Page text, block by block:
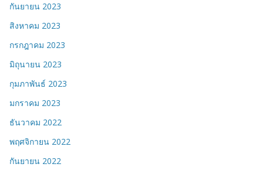
กันยายน 2023
สิงหาคม 2023
กรกฎาคม 2023
มิถุนายน 2023
กุมภาพันธ์ 2023
มกราคม 2023
ธันวาคม 2022
พฤศจิกายน 2022
กันยายน 2022